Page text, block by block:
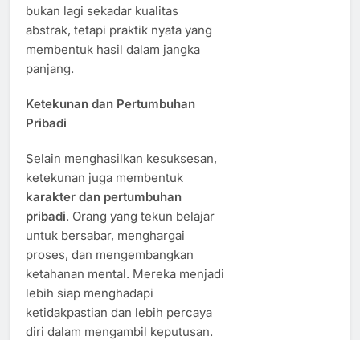
bukan lagi sekadar kualitas
abstrak, tetapi praktik nyata yang
membentuk hasil dalam jangka
panjang.
Ketekunan dan Pertumbuhan
Pribadi
Selain menghasilkan kesuksesan,
ketekunan juga membentuk
karakter dan pertumbuhan
pribadi. Orang yang tekun belajar
untuk bersabar, menghargai
proses, dan mengembangkan
ketahanan mental. Mereka menjadi
lebih siap menghadapi
ketidakpastian dan lebih percaya
diri dalam mengambil keputusan.